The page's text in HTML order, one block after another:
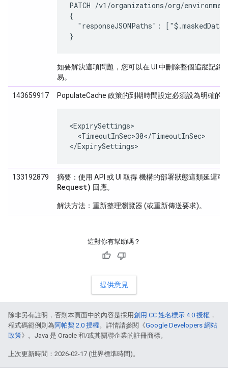
PATCH /v1/organizations/org/
{
"responseJSONPaths":
}
如要解決這項問題，您可以在 UI 中刪除整個追蹤記
易。
143659917 PopulateCache 政策的到期時間設定必須設為明確的
<ExpirySettings>
  <TimeoutInSec>30</TimeoutInSec>
</ExpirySettings>
133192879 摘要：使用 API 或 UI 取得 機構的部署狀態這類延遲
Request) 回應。
解決方法：重新整理瀏覽器 (或重新傳送要求)。
這對你有幫助嗎？
提供意見
除非另有註明，否則本頁面中的內容是採用創用 CC 姓名標示 4.0 授權 ，
程式碼範例則為阿帕契 2.0 授權。詳情請參閱《Google Developers 網站
政策》。Java 是 Oracle 和/或其關聯企業的註冊商標。
上次更新時間：2026-02-17 (世界標準時間)。